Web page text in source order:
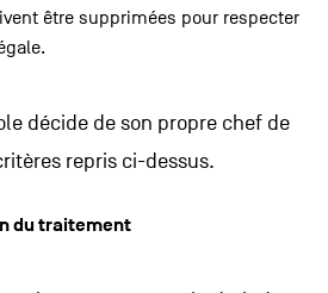
être supprimées pour respecter
décide de son propre chef de
repris ci-dessus.
du traitement